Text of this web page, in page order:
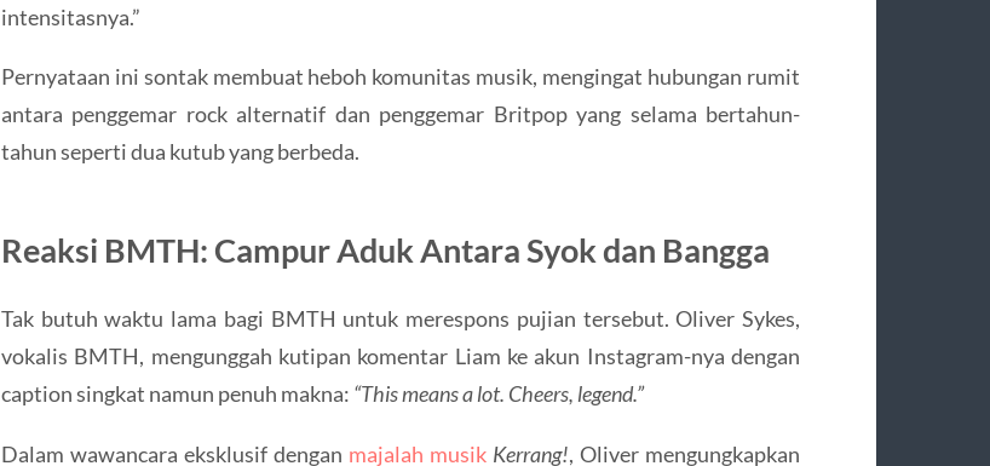
intensitasnya.”
Pernyataan ini sontak membuat heboh komunitas musik, mengingat hubungan rumit
antara penggemar rock alternatif dan penggemar Britpop yang selama bertahun-
tahun seperti dua kutub yang berbeda.
Reaksi BMTH: Campur Aduk Antara Syok dan Bangga
Tak butuh waktu lama bagi BMTH untuk merespons pujian tersebut. Oliver Sykes,
vokalis BMTH, mengunggah kutipan komentar Liam ke akun Instagram-nya dengan
caption singkat namun penuh makna: “This means a lot. Cheers, legend.”
Dalam wawancara eksklusif dengan majalah musik Kerrang!, Oliver mengungkapkan